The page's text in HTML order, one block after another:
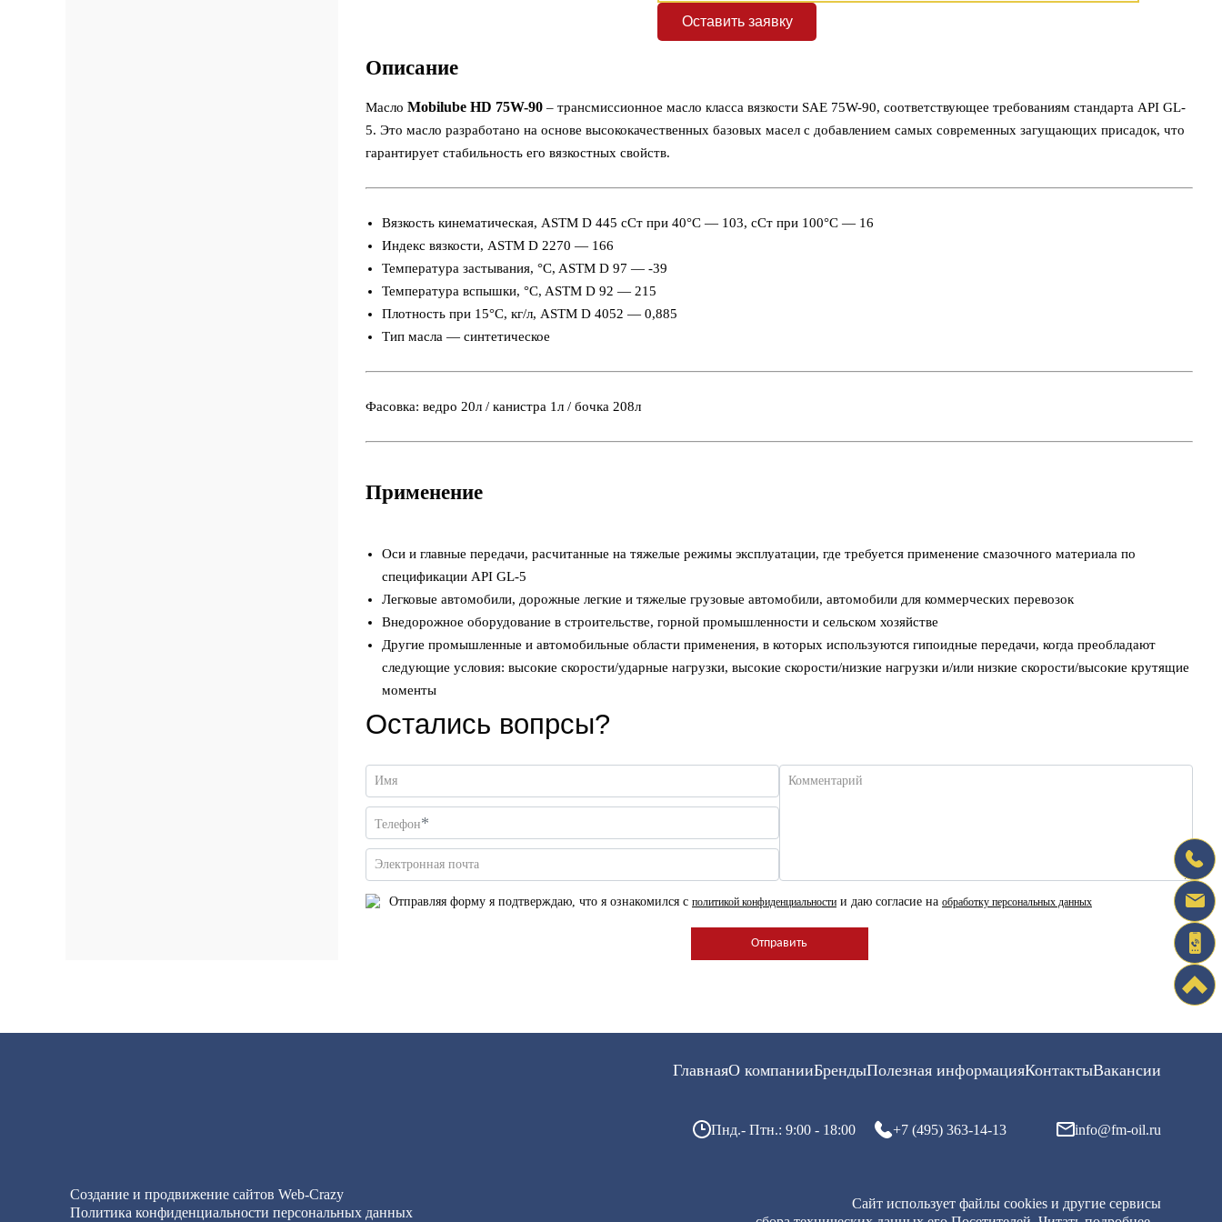
Оставить заявку
Описание
Масло Mobilube HD 75W-90 – трансмиссионное масло класса вязкости SAE 75W-90, соответствующее требованиям стандарта API GL-
5. Это масло разработано на основе высококачественных базовых масел с добавлением самых современных загущающих присадок, что
гарантирует стабильность его вязкостных свойств.
Вязкость кинематическая, ASTM D 445 сСт при 40°C — 103, сСт при 100°С — 16
Индекс вязкости, ASTM D 2270 — 166
Температура застывания, °C, ASTM D 97 — -39
Температура вспышки, °C, ASTM D 92 — 215
Плотность при 15°С, кг/л, ASTM D 4052 — 0,885
Тип масла — синтетическое
Фасовка: ведро 20л / канистра 1л / бочка 208л
Применение
Оси и главные передачи, расчитанные на тяжелые режимы эксплуатации, где требуется применение смазочного материала по
спецификации API GL-5
Легковые автомобили, дорожные легкие и тяжелые грузовые автомобили, автомобили для коммерческих перевозок
Внедорожное оборудование в строительстве, горной промышленности и сельском хозяйстве
Другие промышленные и автомобильные области применения, в которых используются гипоидные передачи, когда преобладают
следующие условия: высокие скорости/ударные нагрузки, высокие скорости/низкие нагрузки и/или низкие скорости/высокие крутящие
моменты
Остались вопрсы?
Имя
Телефон*
Электронная почта
Комментарий
Отправляя форму я подтверждаю, что я ознакомился с политикой конфиденциальности и даю согласие на обработку персональных данных
ГлавнаяО компанииБрендыПолезная информацияКонтактыВакансии
Пнд.- Птн.: 9:00 - 18:00 +7 (495) 363-14-13 info@fm-oil.ru
Создание и продвижение сайтов Web-Crazy
Политика конфиденциальности персональных данных
Сайт использует файлы cookies и другие сервисы